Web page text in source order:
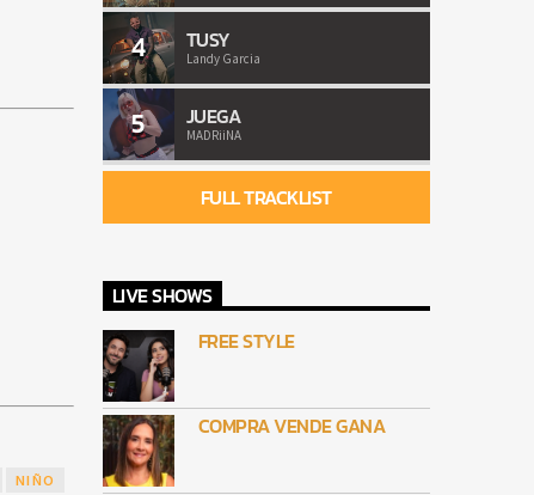
NIÑO
4 TUSY
Landy Garcia
5 JUEGA
MADRiiNA
FULL TRACKLIST
LIVE SHOWS
FREE STYLE
COMPRA VENDE GANA